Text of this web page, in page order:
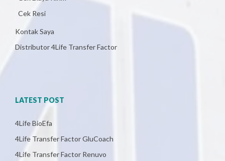
Cek Resi
Kontak Saya
Distributor 4Life Transfer Factor
LATEST POST
4Life BioEfa
4Life Transfer Factor GluCoach
4Life Transfer Factor Renuvo